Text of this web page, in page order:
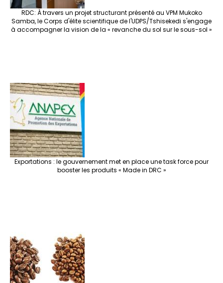
RDC: À travers un projet structurant présenté au VPM Mukoko
Samba, le Corps d'élite scientifique de l'UDPS/Tshisekedi s'engage
à accompagner la vision de la « revanche du sol sur le sous-sol »
Exportations : le gouvernement met en place une task force pour
booster les produits « Made in DRC »